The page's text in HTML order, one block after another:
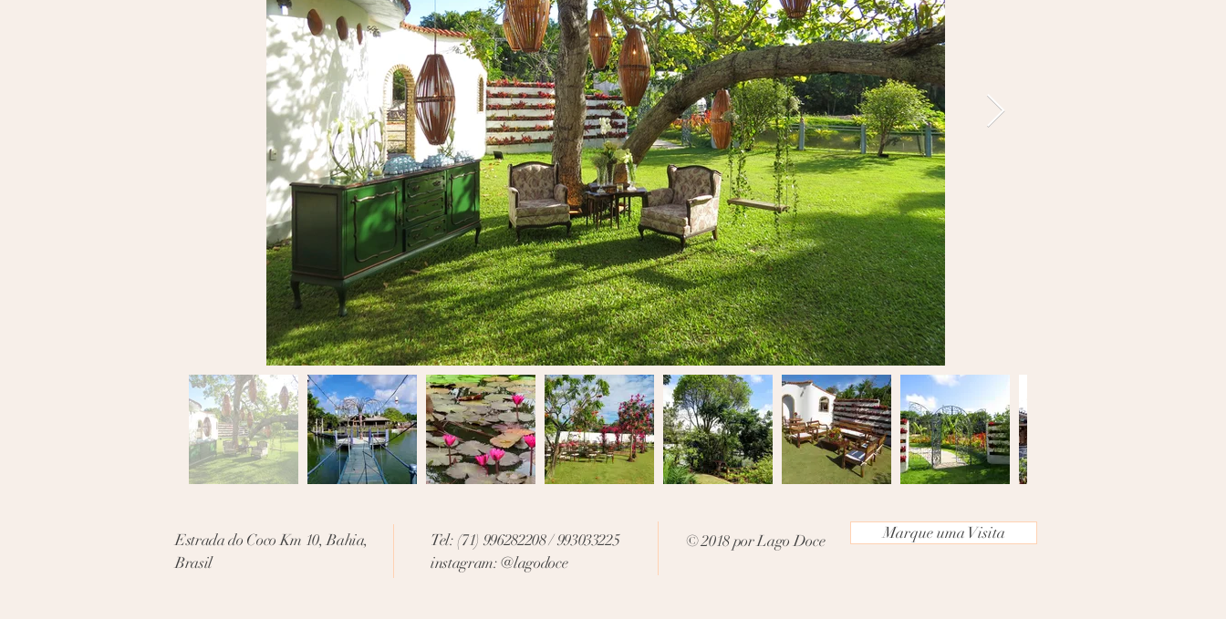
Estrada do Coco Km 10, Bahia,
Brasil
Tel: (71) 996282208 / 993033225
instagram: @lagodoce
© 2018 por Lago Doce Marque uma Visita